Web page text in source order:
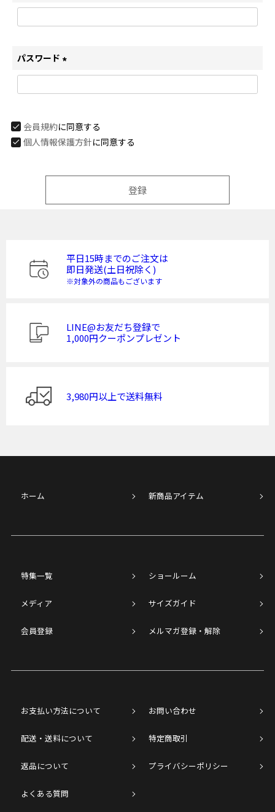
(
必
パスワード
(
必
会員規約に同意する
個人情報保護方針に同意する
登録
平日15時までのご注文は
即日発送(土日祝除く)
※対象外の商品もございます
LINE@お友だち登録で
1,000円クーポンプレゼント
3,980円以上で送料無料
ホーム 新商品アイテム
特集一覧 ショールーム
メディア サイズガイド
会員登録 メルマガ登録・解除
お支払い方法について お問い合わせ
配送・送料について 特定商取引
返品について プライバシーポリシー
よくある質問